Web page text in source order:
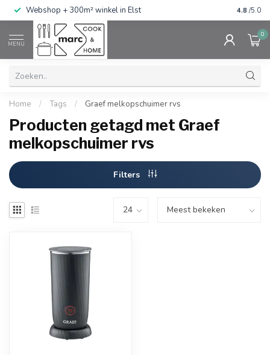
Webshop + 300m² winkel in Elst Gratis
4.8 /5.0
MENU
0
Home / Tags / Graef melkopschuimer rvs
Producten getagd met Graef
melkopschuimer rvs
Filters